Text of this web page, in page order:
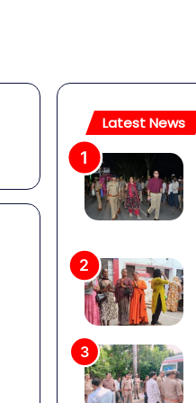
Latest News